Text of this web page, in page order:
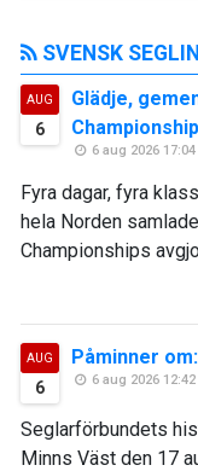
SVENSK
AUG
6
Glädje,
6 aug 2026 17:04
Fyra dagar, fyra
hela Norden
Championships
AUG
6
Påminner
6 aug 2026 12:42
Seglarförbundets
Minns Väst den 17